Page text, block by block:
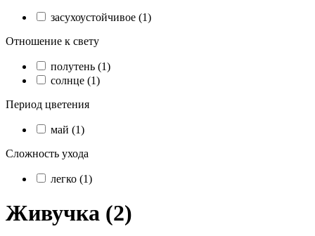
засухоустойчивое (1)
Отношение к свету
полутень (1)
солнце (1)
Период цветения
май (1)
Сложность ухода
легко (1)
Живучка (2)